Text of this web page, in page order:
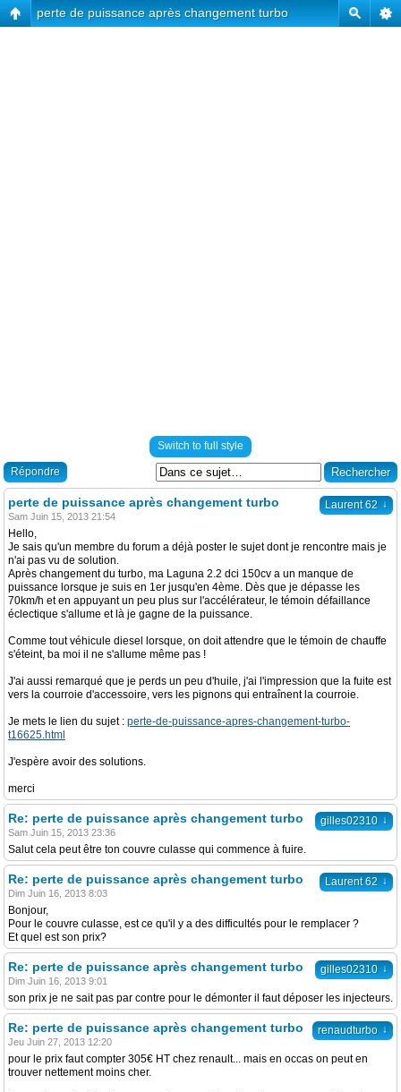
perte de puissance après changement turbo
Switch to full style
Répondre
Laurent 62 ↓
perte de puissance après changement turbo
Sam Juin 15, 2013 21:54
Hello,
Je sais qu'un membre du forum a déjà poster le sujet dont je rencontre mais je
n'ai pas vu de solution.
Après changement du turbo, ma Laguna 2.2 dci 150cv a un manque de
puissance lorsque je suis en 1er jusqu'en 4ème. Dès que je dépasse les
70km/h et en appuyant un peu plus sur l'accélérateur, le témoin défaillance
éclectique s'allume et là je gagne de la puissance.
Comme tout véhicule diesel lorsque, on doit attendre que le témoin de chauffe
s'éteint, ba moi il ne s'allume même pas !
J'ai aussi remarqué que je perds un peu d'huile, j'ai l'impression que la fuite est
vers la courroie d'accessoire, vers les pignons qui entraînent la courroie.
Je mets le lien du sujet : perte-de-puissance-apres-changement-turbo-
t16625.html
J'espère avoir des solutions.
merci
gilles02310 ↓
Re: perte de puissance après changement turbo
Sam Juin 15, 2013 23:36
Salut cela peut être ton couvre culasse qui commence à fuire.
Laurent 62 ↓
Re: perte de puissance après changement turbo
Dim Juin 16, 2013 8:03
Bonjour,
Pour le couvre culasse, est ce qu'il y a des difficultés pour le remplacer ?
Et quel est son prix?
gilles02310 ↓
Re: perte de puissance après changement turbo
Dim Juin 16, 2013 9:01
son prix je ne sait pas par contre pour le démonter il faut déposer les injecteurs.
renaudturbo ↓
Re: perte de puissance après changement turbo
Jeu Juin 27, 2013 12:20
pour le prix faut compter 305€ HT chez renault... mais en occas on peut en
trouver nettement moins cher.